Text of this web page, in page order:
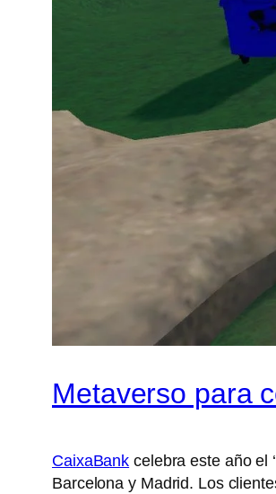
Metaverso para
CaixaBank celebra este año el
Barcelona y Madrid. Los